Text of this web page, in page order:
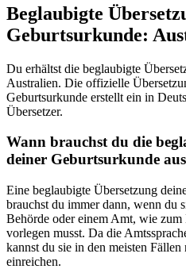
Beglaubigte
Geburtsurkunde:
Du erhältst die beglaubigte
Australien. Die offizielle
Geburtsurkunde erstellt ein in
Übersetzer.
Wann brauchst du die
deiner Geburtsurkunde
Eine beglaubigte Übersetzung
brauchst du immer dann, wenn du
Behörde oder einem Amt, wie zum
vorlegen musst. Da die
kannst du sie in den meisten
einreichen.